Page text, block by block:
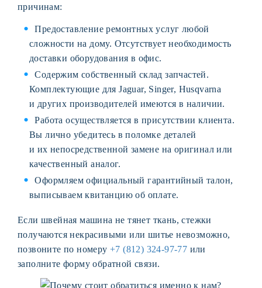
причинам:
Предоставление ремонтных услуг любой
сложности на дому. Отсутствует необходимость
доставки оборудования в офис.
Содержим собственный склад запчастей.
Комплектующие для Jaguar, Singer, Husqvarna
и других производителей имеются в наличии.
Работа осуществляется в присутствии клиента.
Вы лично убедитесь в поломке деталей
и их непосредственной замене на оригинал или
качественный аналог.
Оформляем официальный гарантийный талон,
выписываем квитанцию об оплате.
Если швейная машина не тянет ткань, стежки
получаются некрасивыми или шитье невозможно,
позвоните по номеру +7 (812) 324-97-77 или
заполните форму обратной связи.